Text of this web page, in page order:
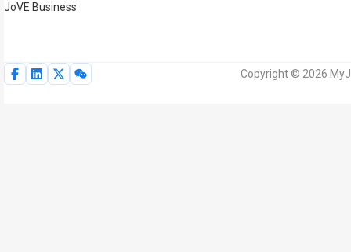
JoVE Business
Copyright © 2026